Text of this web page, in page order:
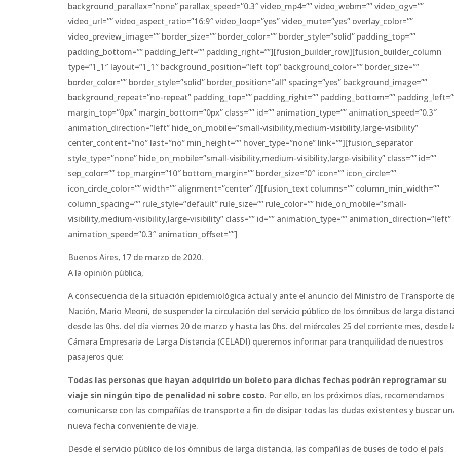
background_parallax=”none” parallax_speed=”0.3″ video_mp4=”” video_webm=”” video_ogv=””
video_url=”” video_aspect_ratio=”16:9″ video_loop=”yes” video_mute=”yes” overlay_color=””
video_preview_image=”” border_size=”” border_color=”” border_style=”solid” padding_top=””
padding_bottom=”” padding_left=”” padding_right=””][fusion_builder_row][fusion_builder_column
type=”1_1″ layout=”1_1″ background_position=”left top” background_color=”” border_size=””
border_color=”” border_style=”solid” border_position=”all” spacing=”yes” background_image=””
background_repeat=”no-repeat” padding_top=”” padding_right=”” padding_bottom=””
margin_top=”0px” margin_bottom=”0px” class=”” id=”” animation_type=”” animation_speed=”0.3″
animation_direction=”left” hide_on_mobile=”small-visibility,medium-visibility,large-visibility”
center_content=”no” last=”no” min_height=”” hover_type=”none” link=””][fusion_separator
style_type=”none” hide_on_mobile=”small-visibility,medium-visibility,large-visibility” class=”” id=””
sep_color=”” top_margin=”10″ bottom_margin=”” border_size=”0″ icon=”” icon_circle=””
icon_circle_color=”” width=”” alignment=”center” /][fusion_text columns=”” column_min_width=””
column_spacing=”” rule_style=”default” rule_size=”” rule_color=”” hide_on_mobile=”small-
visibility,medium-visibility,large-visibility” class=”” id=”” animation_type=”” animation_direction=”left”
animation_speed=”0.3″ animation_offset=””]
Buenos Aires, 17 de marzo de 2020.
A la opinión pública,
A consecuencia de la situación epidemiológica actual y ante el anuncio del Ministro de Transporte
Nación, Mario Meoni, de suspender la circulación del servicio público de los ómnibus de larga
desde las 0hs. del día viernes 20 de marzo y hasta las 0hs. del miércoles 25 del corriente mes, desde
Cámara Empresaria de Larga Distancia (CELADI) queremos informar para tranquilidad de nuestros
pasajeros que:
Todas las personas que hayan adquirido un boleto para dichas fechas podrán reprogramar su
viaje sin ningún tipo de penalidad ni sobre costo. Por ello, en los próximos días, recomendamos
comunicarse con las compañías de transporte a fin de disipar todas las dudas existentes y buscar
nueva fecha conveniente de viaje.
Desde el servicio público de los ómnibus de larga distancia, las compañías de buses de todo el país